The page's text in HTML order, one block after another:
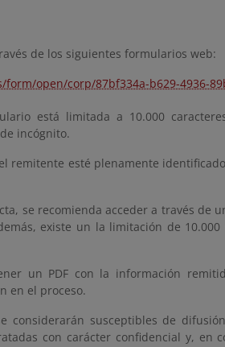
de los siguientes formularios web:
open/corp/87bf334a-b629-4936-
está limitada a 10.000
incógnito.
remitente esté plenamente
se recomienda acceder a través de
existe un la limitación de
un PDF con la información
en el proceso.
considerarán susceptibles de
con carácter confidencial y, en